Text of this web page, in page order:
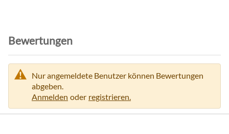
Bewertungen
Nur angemeldete Benutzer können Bewertungen
abgeben.
Anmelden oder registrieren.